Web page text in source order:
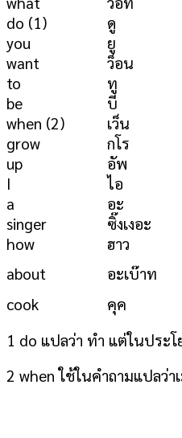
do (1)
ดู
you
ยู
want
ว็อน
to
ทู
be
บี
when (2)
เว็น
grow
กโร
up
อัพ
I
ไอ
a
อะ
singer
ซิ๊งเงอะ
how
ฮาว
about
อะเบ๊าท
cook
คุค
1 do แปลว่า ทำ แต่ในประ
2 when ใช้ในคำถามแปลว่